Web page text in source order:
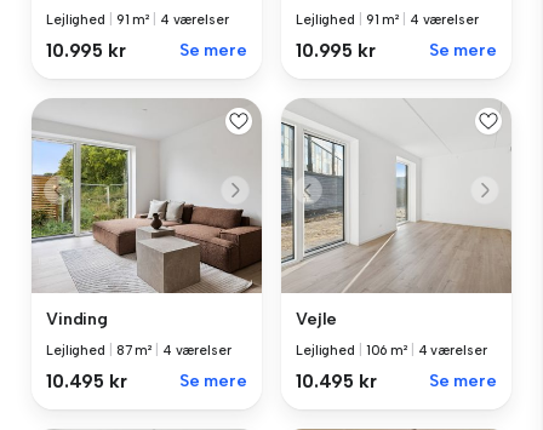
Lejlighed 91 m² 4 værelser
10.995 kr Se mere
Lejlighed 91 m² 4 værelser
10.995 kr Se mere
Vinding
Lejlighed 87 m² 4 værelser
10.495 kr Se mere
Vejle
Lejlighed 106 m² 4 værelser
10.495 kr Se mere